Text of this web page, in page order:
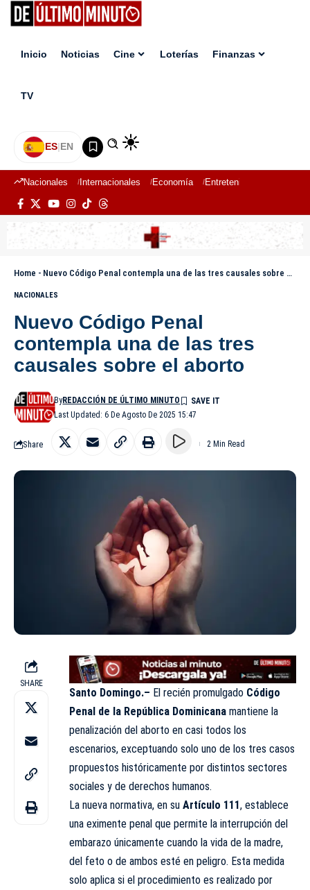
Inicio Noticias Cine Loterías Finanzas
TV
ES|EN
Nacionales Internacionales Economía Entretenimiento
Home - Nuevo Código Penal contempla una de las tres causales sobre el aborto
NACIONALES
Nuevo Código Penal
contempla una de las tres
causales sobre el aborto
Last Updated: 6 De Agosto De 2025 15:47
ByREDACCIÓN DE ÚLTIMO MINUTO
Share 2 Min Read
SHARE
Santo Domingo.– El recién promulgado Código
Penal de la República Dominicana mantiene la
penalización del aborto en casi todos los
escenarios, exceptuando solo uno de los tres casos
propuestos históricamente por distintos sectores
sociales y de derechos humanos.
La nueva normativa, en su Artículo 111, establece
una eximente penal que permite la interrupción del
embarazo únicamente cuando la vida de la madre,
del feto o de ambos esté en peligro. Esta medida
solo aplica si el procedimiento es realizado por